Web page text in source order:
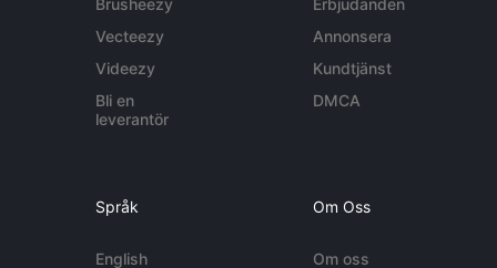
Brusheezy
Vecteezy
Videezy
Bli en
leverantör
Erbjudanden
Annonsera
Kundtjänst
DMCA
Språk
English
Om Oss
Om oss